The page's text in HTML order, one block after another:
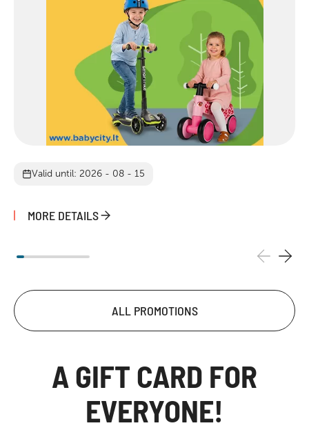
Valid until: 2026 - 08 - 15
MORE DETAILS
ALL PROMOTIONS
A GIFT CARD FOR
EVERYONE!